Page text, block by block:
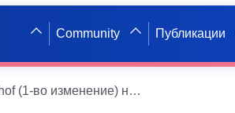
Community Публикации
WFS относно плана за развитие Hoi - 8.1 Fabrikhof (1-во изменение) на град Schöningen